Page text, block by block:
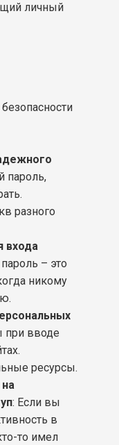
личный
пароль,
разного
входа
– это
никому
при вводе
ресурсы.
: Если вы
в
то имел